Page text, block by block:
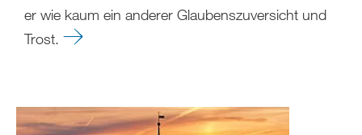
er wie kaum ein anderer Glaubenszuversicht und
Trost.